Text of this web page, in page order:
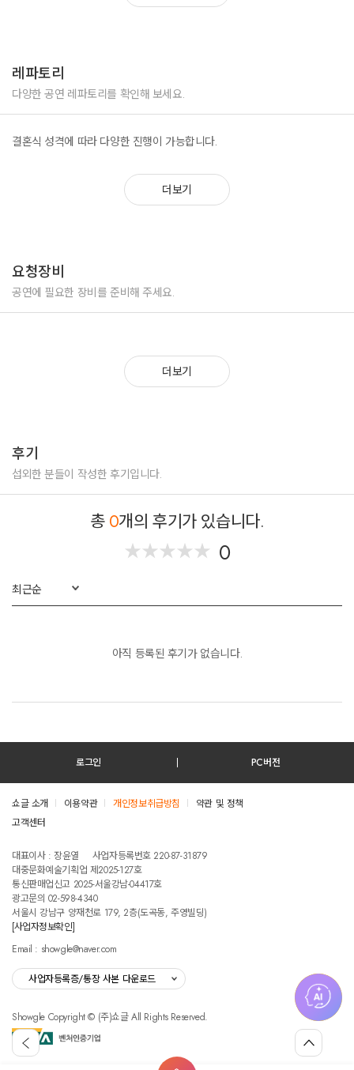
레파토리
다양한 공연 레파토리를 확인해 보세요.
결혼식 성격에 따라 다양한 진행이 가능합니다.
더보기
요청장비
공연에 필요한 장비를 준비해 주세요.
더보기
후기
섭외한 분들이 작성한 후기입니다.
총 0개의 후기가 있습니다.
★★★★★
★★★★★ 0
최근순
아직 등록된 후기가 없습니다.
홈
뒤
가
섭
외
공
고
맨
위
로
로그인 PC버전
쇼글 소개 이용약관 개인정보취급방침
약관 및 정책
고객센터
대표이사 : 장윤열
사업자등록번호 220-87-31879
대중문화예술기획업 제2025-127호
통신판매업신고 2025-서울강남-04417호
광고문의 02-598-4340
서울시 강남구 양재천로 179, 2층(도곡동, 주영빌딩)
[사업자정보확인]
Email : showgle@naver.com
사업자등록증/통장 사본 다운로드
Showgle Copyright © (주)쇼글 All Rights Reserved.